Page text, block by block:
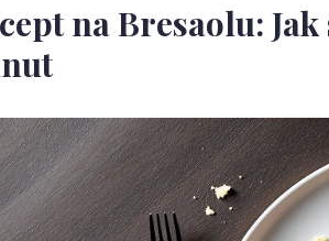
na Bresaolu: